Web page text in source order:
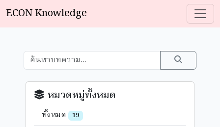
ECON Knowledge
หมวดหมู่ทั้งหมด
ทั้งหมด 19